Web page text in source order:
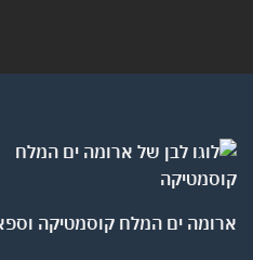
ים המלח קוסמטיקה וספא